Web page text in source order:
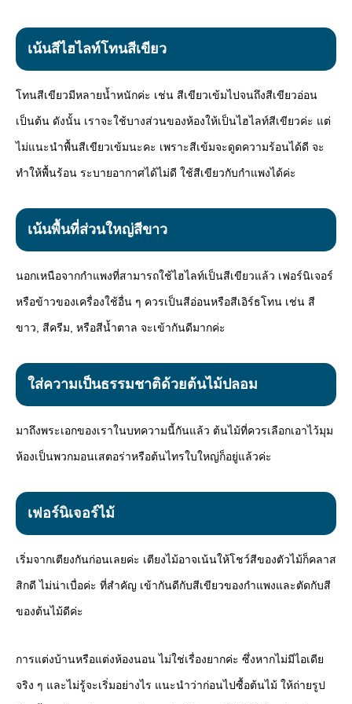
เน้นสีไฮไลท์โทนสีเขียว
โทนสีเขียวมีหลายน้ำหนักค่ะ เช่น สีเขียวเข้มไปจนถึงสีเขียวอ่อน
เป็นต้น ดังนั้น เราจะใช้บางส่วนของห้องให้เป็นไฮไลท์สีเขียวค่ะ แต่
ไม่แนะนำพื้นสีเขียวเข้มนะคะ เพราะสีเข้มจะดูดความร้อนได้ดี จะ
ทำให้พื้นร้อน ระบายอากาศได้ไม่ดี ใช้สีเขียวกับกำแพงได้ค่ะ
เน้นพื้นที่ส่วนใหญ่สีขาว
นอกเหนือจากกำแพงที่สามารถใช้ไฮไลท์เป็นสีเขียวแล้ว เฟอร์นิเจอร์
หรือข้าวของเครื่องใช้อื่น ๆ ควรเป็นสีอ่อนหรือสีเอิร์ธโทน เช่น สี
ขาว, สีครีม, หรือสีน้ำตาล จะเข้ากันดีมากค่ะ
ใส่ความเป็นธรรมชาติด้วยต้นไม้ปลอม
มาถึงพระเอกของเราในบทความนี้กันแล้ว ต้นไม้ที่ควรเลือกเอาไว้มุม
ห้องเป็นพวกมอนเสตอร่าหรือต้นไทรใบใหญ่ก็อยู่แล้วค่ะ
เฟอร์นิเจอร์ไม้
เริ่มจากเตียงกันก่อนเลยค่ะ เตียงไม้อาจเน้นให้โชว์สีของตัวไม้ก็คลาส
สิกดี ไม่น่าเบื่อค่ะ ที่สำคัญ เข้ากันดีกับสีเขียวของกำแพงและตัดกับสี
ของต้นไม้ดีค่ะ
การแต่งบ้านหรือแต่งห้องนอน ไม่ใช่เรื่องยากค่ะ ซึ่งหากไม่มีไอเดีย
จริง ๆ และไม่รู้จะเริ่มอย่างไร แนะนำว่าก่อนไปซื้อต้นไม้ ให้ถ่ายรูป